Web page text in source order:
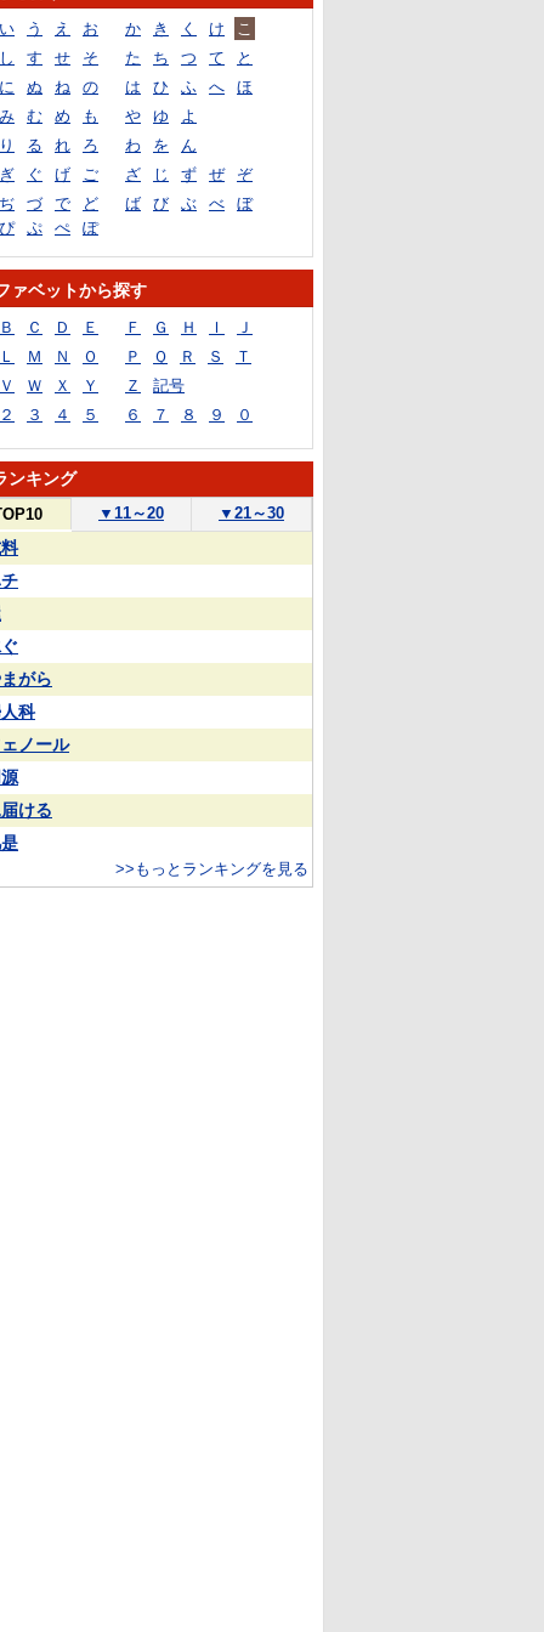
い う え お か き く け
こ
し す せ そ た ち つ て
と
に ぬ ね の は ひ ふ へ
ほ
み む め も や ゆ
よ
り る れ ろ わ を
ん
ぎ ぐ げ ご ざ じ ず ぜ
ぞ
ぢ づ で ど ば び ぶ べ
ぼ
ぴ ぷ ぺ ぽ
ァベットから探す
Ｂ Ｃ Ｄ Ｅ Ｆ Ｇ Ｈ Ｉ
Ｊ
Ｌ Ｍ Ｎ Ｏ Ｐ Ｑ Ｒ Ｓ
Ｔ
Ｖ Ｗ Ｘ Ｙ Ｚ
記号
２ ３ ４ ５ ６ ７ ８ ９ ０
ンキング
▼ 11～20 ▼ 21～30
がら
科
ノール
届ける
>>もっとランキングを見る